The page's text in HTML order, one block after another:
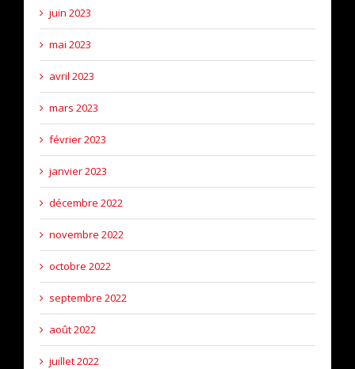
juin 2023
mai 2023
avril 2023
mars 2023
février 2023
janvier 2023
décembre 2022
novembre 2022
octobre 2022
septembre 2022
août 2022
juillet 2022